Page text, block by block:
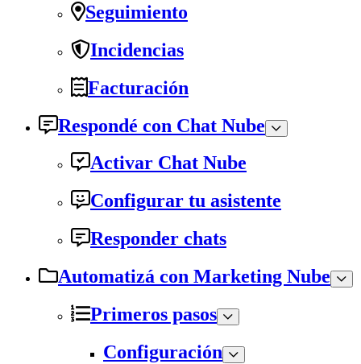
Seguimiento
Incidencias
Facturación
Respondé con Chat Nube
Activar Chat Nube
Configurar tu asistente
Responder chats
Automatizá con Marketing Nube
Primeros pasos
Configuración